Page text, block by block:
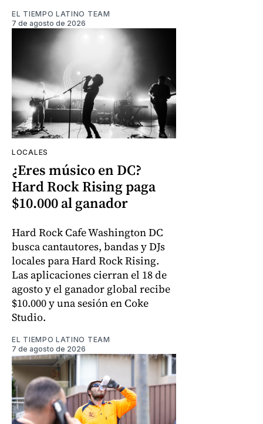
EL TIEMPO LATINO TEAM
7 de agosto de 2026
LOCALES
¿Eres músico en DC?
Hard Rock Rising paga
$10.000 al ganador
Hard Rock Cafe Washington DC
busca cantautores, bandas y DJs
locales para Hard Rock Rising.
Las aplicaciones cierran el 18 de
agosto y el ganador global recibe
$10.000 y una sesión en Coke
Studio.
EL TIEMPO LATINO TEAM
7 de agosto de 2026